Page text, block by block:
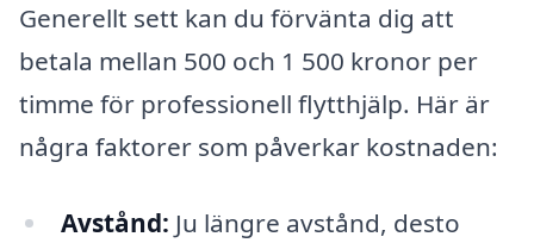
Generellt sett kan du förvänta dig att
betala mellan 500 och 1 500 kronor per
timme för professionell flytthjälp. Här är
några faktorer som påverkar kostnaden:
Avstånd: Ju längre avstånd, desto